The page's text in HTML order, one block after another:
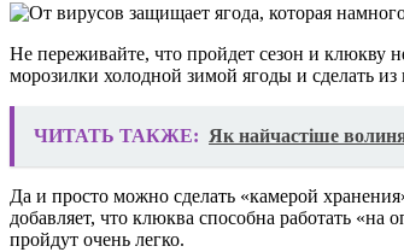
Не переживайте, что пройдет сезон и клюкву
морозилки холодной зимой ягоды и сделать
ЧИТАТЬ ТАКЖЕ: Як найчастіше
Да и просто можно сделать «камерой
добавляет, что клюква способна работать
пройдут очень легко.